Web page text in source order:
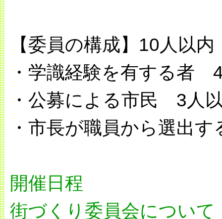
【委員の構成】10人以内
・学識経験を有する者
・公募による市民 3人
・市長が職員から選出
開催日程
街づくり委員会について